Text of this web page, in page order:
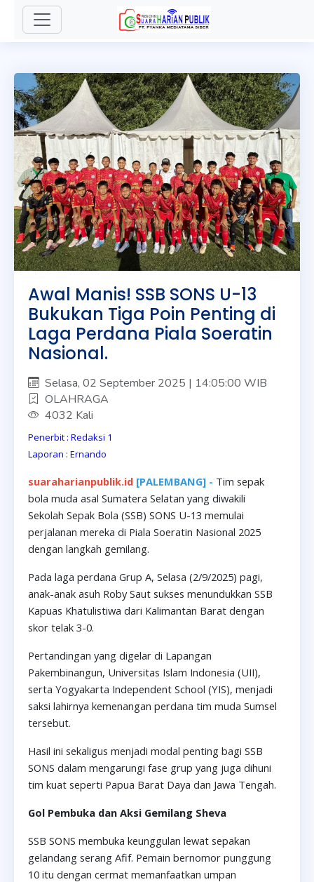
Awal Manis! SSB SONS U-13
Bukukan Tiga Poin Penting di
Laga Perdana Piala Soeratin
Nasional.
Selasa, 02 September 2025 | 14:05:00 WIB
OLAHRAGA
4032 Kali
Penerbit : Redaksi 1
Laporan : Ernando
suaraharianpublik.id [PALEMBANG] - Tim sepak
bola muda asal Sumatera Selatan yang diwakili
Sekolah Sepak Bola (SSB) SONS U-13 memulai
perjalanan mereka di Piala Soeratin Nasional 2025
dengan langkah gemilang.
Pada laga perdana Grup A, Selasa (2/9/2025) pagi,
anak-anak asuh Roby Saut sukses menundukkan SSB
Kapuas Khatulistiwa dari Kalimantan Barat dengan
skor telak 3-0.
Pertandingan yang digelar di Lapangan
Pakembinangun, Universitas Islam Indonesia (UII),
serta Yogyakarta Independent School (YIS), menjadi
saksi lahirnya kemenangan perdana tim muda Sumsel
tersebut.
Hasil ini sekaligus menjadi modal penting bagi SSB
SONS dalam mengarungi fase grup yang juga dihuni
tim kuat seperti Papua Barat Daya dan Jawa Tengah.
Gol Pembuka dan Aksi Gemilang Sheva
SSB SONS membuka keunggulan lewat sepakan
gelandang serang Afif. Pemain bernomor punggung
10 itu dengan cermat memanfaatkan umpan